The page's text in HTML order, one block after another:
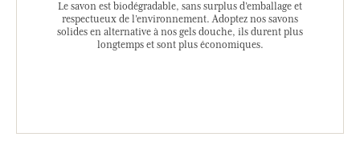
Le savon est biodégradable, sans surplus d’emballage et
respectueux de l’environnement. Adoptez nos savons
solides en alternative à nos gels douche, ils durent plus
longtemps et sont plus économiques.